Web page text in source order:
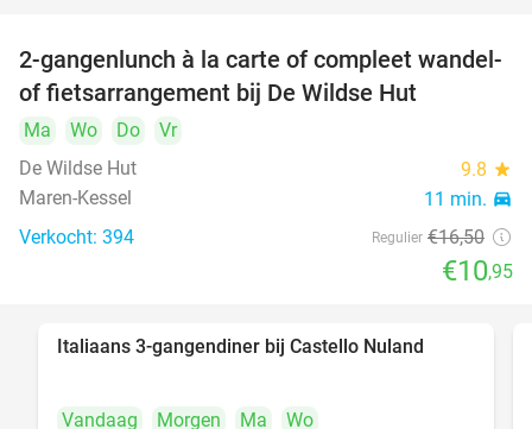
34%
2-gangenlunch à la carte of compleet wandel-
of fietsarrangement bij De Wildse Hut
Ma Wo Do
Vr
De Wildse Hut
9.8 star
Maren-Kessel 11 min. directions_car
Verkocht: 394 Regulier €16,50
€10,95
Italiaans 3-gangendiner bij Castello Nuland
Vandaag Morgen Ma
Wo